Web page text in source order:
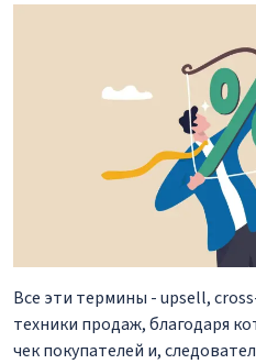
Все эти термины - upsell,
техники продаж, благодаря
чек покупателей и,